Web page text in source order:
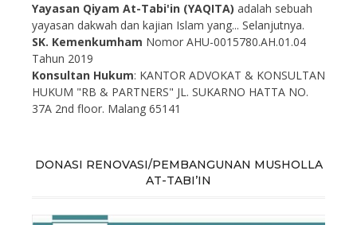
Yayasan Qiyam At-Tabi'in (YAQITA) adalah sebuah
yayasan dakwah dan kajian Islam yang... Selanjutnya.
SK. Kemenkumham Nomor AHU-0015780.AH.01.04
Tahun 2019
Konsultan Hukum: KANTOR ADVOKAT & KONSULTAN
HUKUM "RB & PARTNERS" JL. SUKARNO HATTA NO.
37A 2nd floor. Malang 65141
DONASI RENOVASI/PEMBANGUNAN MUSHOLLA
AT-TABI’IN